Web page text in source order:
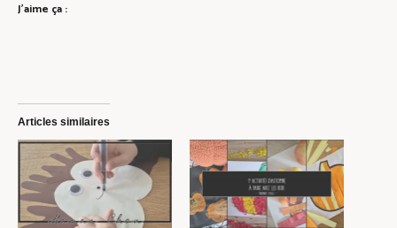
J’aime ça :
Articles similaires